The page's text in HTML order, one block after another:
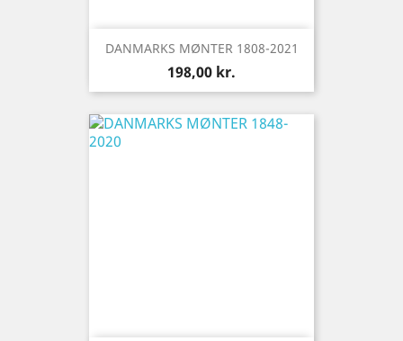
DANMARKS MØNTER 1808-2021
Pris
198,00 kr.